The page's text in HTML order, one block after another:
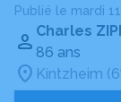
Publié le mardi
Charles
86 ans
Kintzheim